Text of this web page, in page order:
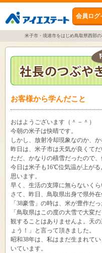
会員ログ
米子市・境港市をはじめ鳥取県西部
お客様から学んだこと
おはようございます（＾－＾）
今朝の米子は快晴です。
しかし、放射冷却現象なのか、か
昨日は、米子市は天気が良くてだ
ただ、かなりの積雪だったので
今日は米子も16℃位気温が上が
思います。
早く、生活の支障に無らないくら
さて、昨日、鳥取県出身で県外
「38豪雪」の時は、米が豊作だ
「鳥取県はこの度の大雪で大変
観することはありませんよ。天
ょう！」と言って頂きました。
昭和38年は、私はまだ生まれて
いています。